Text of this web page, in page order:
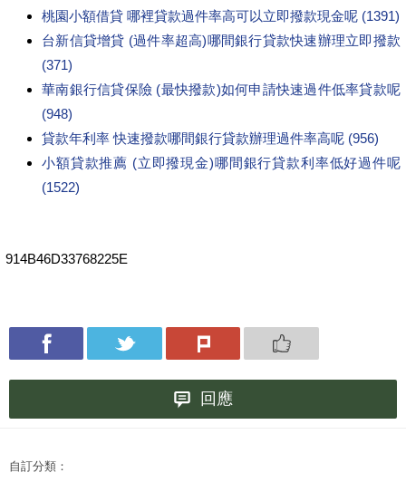
桃園小額借貸 哪裡貸款過件率高可以立即撥款現金呢 (1391)
台新信貸增貸 (過件率超高)哪間銀行貸款快速辦理立即撥款
(371)
華南銀行信貸保險 (最快撥款)如何申請快速過件低率貸款呢
(948)
貸款年利率 快速撥款哪間銀行貸款辦理過件率高呢 (956)
小額貸款推薦 (立即撥現金)哪間銀行貸款利率低好過件呢
(1522)
914B46D33768225E
回應
自訂分類：